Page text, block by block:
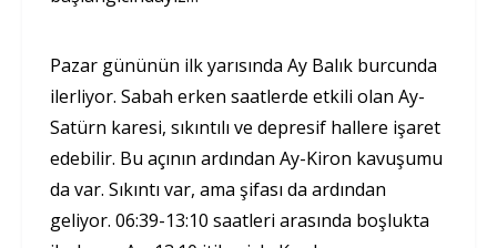
Pazar gününün ilk yarısında Ay Balık burcunda
ilerliyor. Sabah erken saatlerde etkili olan Ay-
Satürn karesi, sıkıntılı ve depresif hallere işaret
edebilir. Bu açının ardından Ay-Kiron kavuşumu
da var. Sıkıntı var, ama şifası da ardından
geliyor. 06:39-13:10 saatleri arasında boşlukta